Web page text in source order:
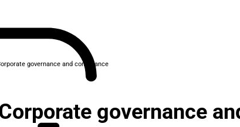
governance and compliance
governance